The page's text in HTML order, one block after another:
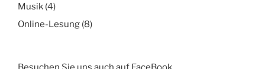
Musik (4)
Online-Lesung (8)